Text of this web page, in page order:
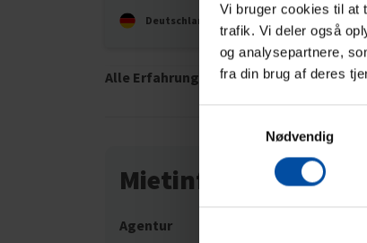
Vi bruger cookies til at
trafik. Vi deler også
og analysepartnere,
fra din brug af deres
Nødvendig
Deutschland
Alle Erfahrungsberichte anzeigen
Mietinformationen
Agentur